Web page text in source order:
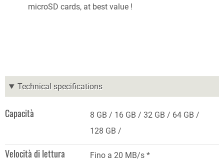
microSD cards, at best value !
Technical specifications
Capacità 8 GB 16 GB 32 GB
64 GB
128 GB
Velocità di lettura Fino a 20 MB/s *